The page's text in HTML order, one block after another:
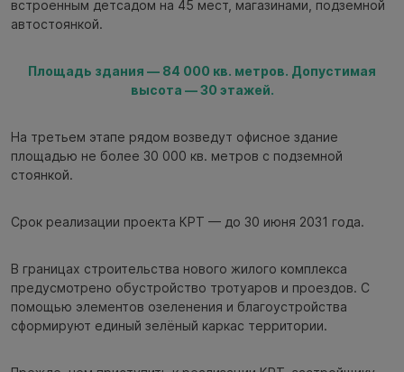
встроенным детсадом на 45 мест, магазинами, подземной
автостоянкой.
Площадь здания — 84 000 кв. метров. Допустимая
высота — 30 этажей.
На третьем этапе рядом возведут офисное здание
площадью не более 30 000 кв. метров с подземной
стоянкой.
Срок реализации проекта КРТ — до 30 июня 2031 года.
В границах строительства нового жилого комплекса
предусмотрено обустройство тротуаров и проездов. С
помощью элементов озеленения и благоустройства
сформируют единый зелёный каркас территории.